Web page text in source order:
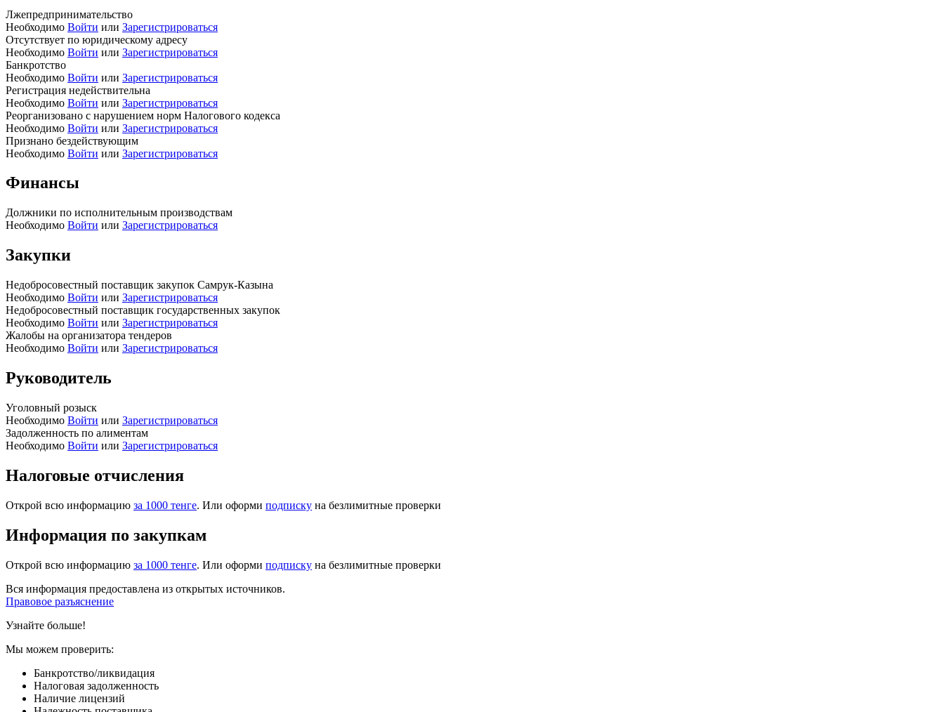
Лжепредпринимательство
Необходимо Войти или Зарегистрироваться
Отсутствует по юридическому адресу
Необходимо Войти или Зарегистрироваться
Банкротство
Необходимо Войти или Зарегистрироваться
Регистрация недействительна
Необходимо Войти или Зарегистрироваться
Реорганизовано с нарушением норм Налогового кодекса
Необходимо Войти или Зарегистрироваться
Признано бездействующим
Необходимо Войти или Зарегистрироваться
Финансы
Должники по исполнительным производствам
Необходимо Войти или Зарегистрироваться
Закупки
Недобросовестный поставщик закупок Самрук-Казына
Необходимо Войти или Зарегистрироваться
Недобросовестный поставщик государственных закупок
Необходимо Войти или Зарегистрироваться
Жалобы на организатора тендеров
Необходимо Войти или Зарегистрироваться
Руководитель
Уголовный розыск
Необходимо Войти или Зарегистрироваться
Задолженность по алиментам
Необходимо Войти или Зарегистрироваться
Налоговые отчисления
Открой всю информацию за 1000 тенге. Или оформи подписку на безлимитные проверки
Информация по закупкам
Открой всю информацию за 1000 тенге. Или оформи подписку на безлимитные проверки
Вся информация предоставлена из открытых источников.
Правовое разъяснение
Узнайте больше!
Мы можем проверить:
Банкротство/ликвидация
Налоговая задолженность
Наличие лицензий